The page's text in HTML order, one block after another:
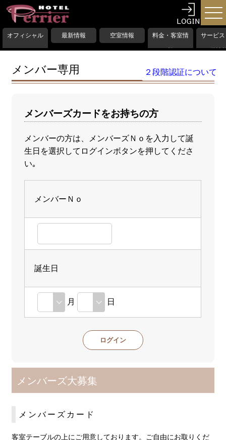
オフィシャル
HP
最新情報 空室情報 料金・客室情
報
サービ
備情
メンバー専用 ２段階認証について
メンバーズカードをお持ちの方
メンバーの方は、メンバーズＮｏを入力して誕
生日を選択してログインボタンを押してくださ
い｡
メンバーＮｏ
誕生日
月 日
メンバーズ大募集
メンバーズカード
客室テーブルの上にご用意しております。ご自由にお取りくだ